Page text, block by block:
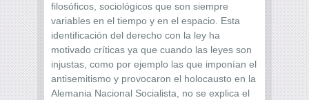
filosóficos, sociológicos que son siempre
variables en el tiempo y en el espacio. Esta
identificación del derecho con la ley ha
motivado críticas ya que cuando las leyes son
injustas, como por ejemplo las que imponían el
antisemitismo y provocaron el holocausto en la
Alemania Nacional Socialista, no se explica el